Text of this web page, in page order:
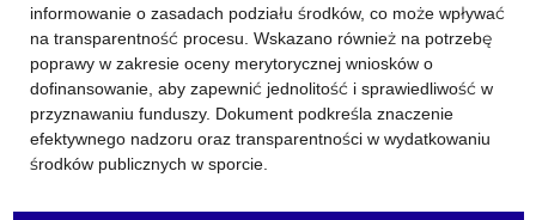
informowanie o zasadach podziału środków, co może wpływać
na transparentność procesu. Wskazano również na potrzebę
poprawy w zakresie oceny merytorycznej wniosków o
dofinansowanie, aby zapewnić jednolitość i sprawiedliwość w
przyznawaniu funduszy. Dokument podkreśla znaczenie
efektywnego nadzoru oraz transparentności w wydatkowaniu
środków publicznych w sporcie.